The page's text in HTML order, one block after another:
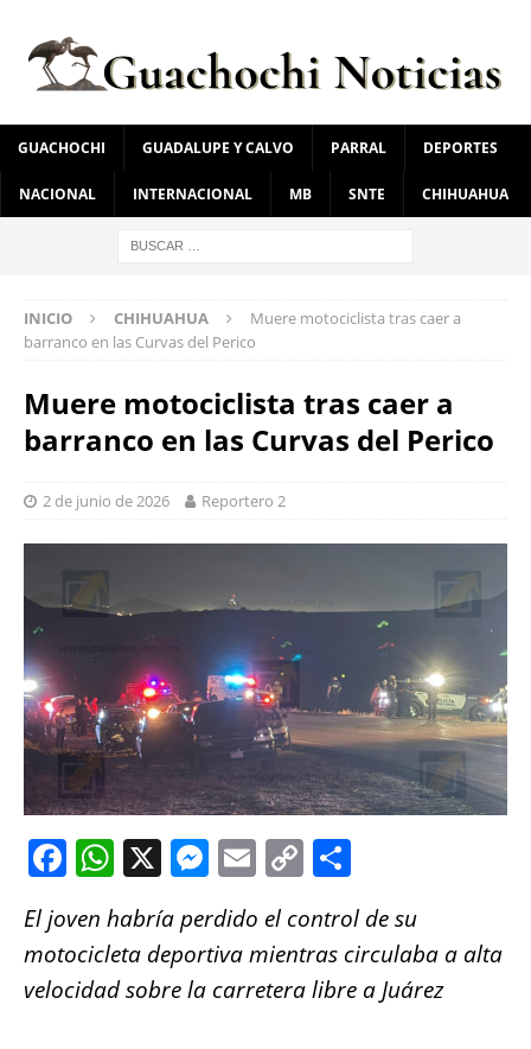
GUACHOCHI GUADALUPE Y CALVO PARRAL DEPORTES
NACIONAL INTERNACIONAL MB SNTE CHIHUAHUA
INICIO CHIHUAHUA
Muere motociclista tras caer a
barranco en las Curvas del Perico
Muere motociclista tras caer a
barranco en las Curvas del Perico
2 de junio de 2026 Reportero 2
F
c
e
b
W
h
at
s
A
X M
e
ss
e
n
E
m
ai
l
C
p
y
Li
h
a
re
El joven habría perdido el control de su
motocicleta deportiva mientras circulaba a alta
velocidad sobre la carretera libre a Juárez